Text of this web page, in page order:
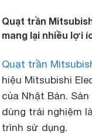
Quạt trần
mang lại nhiều lợi
Quạt trần
hiệu Mitsubishi
của Nhật Bản.
dùng trải nghiệm
trình sử dụng.